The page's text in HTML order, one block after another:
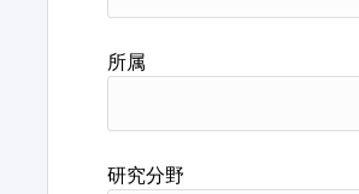
所属
研究分野